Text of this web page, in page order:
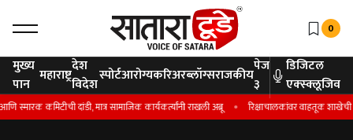
0
मुख्य
पान महाराष्ट्रदेश
विदेशस्पोर्टआरोग्यकरिअरब्लॉग्सराजकीयपेज
३
डिजिटल
एक्स्क्लूजिव
कमिटीची दांडी, मात्र सामाजिक कार्यकर्त्यांनी राखली अब्रू रिक्षाचालकांवर वाहतूक शाखेची